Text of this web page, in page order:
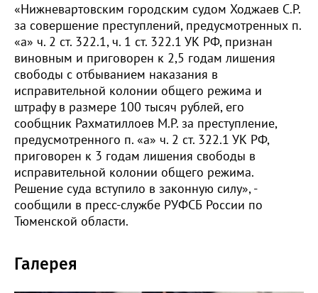
«Нижневартовским городским судом Ходжаев С.Р.
за совершение преступлений, предусмотренных п.
«а» ч. 2 ст. 322.1, ч. 1 ст. 322.1 УК РФ, признан
виновным и приговорен к 2,5 годам лишения
свободы с отбыванием наказания в
исправительной колонии общего режима и
штрафу в размере 100 тысяч рублей, его
сообщник Рахматиллоев М.Р. за преступление,
предусмотренного п. «а» ч. 2 ст. 322.1 УК РФ,
приговорен к 3 годам лишения свободы в
исправительной колонии общего режима.
Решение суда вступило в законную силу», -
сообщили в пресс-службе РУФСБ России по
Тюменской области.
Галерея